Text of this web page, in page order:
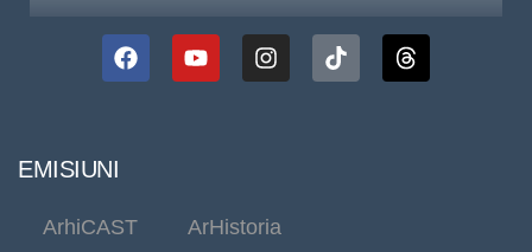
EMISIUNI
ArhiCAST
ArHistoria